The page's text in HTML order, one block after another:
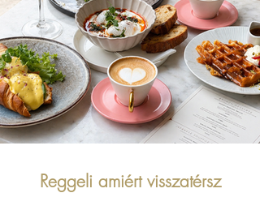
Reggeli amiért visszatérsz